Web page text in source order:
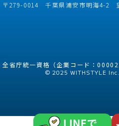
〒279-0014 千葉県浦安市明海4-2
全省庁統一資格（企業コード：
© 2025 WITHSTYLE